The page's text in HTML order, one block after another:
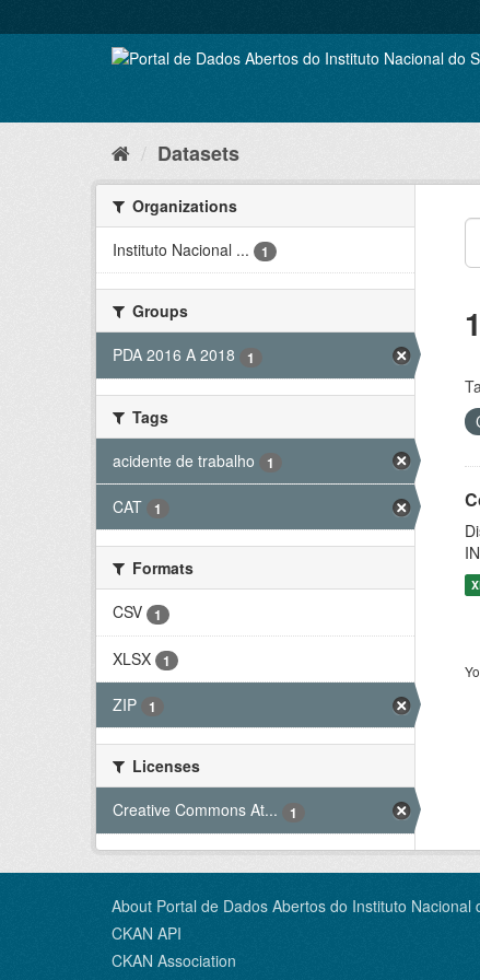
to
Datasets
Organizations
Instituto Nacional ...
1
Groups
PDA 2016 A 2018
1
Tags
acidente de trabalho
1
CAT 1
Formats
CSV
1
XLSX 1
ZIP 1
Licenses
Creative Commons At...
1
About Portal de Dados Abertos do Instituto Nacional
CKAN API
CKAN Association